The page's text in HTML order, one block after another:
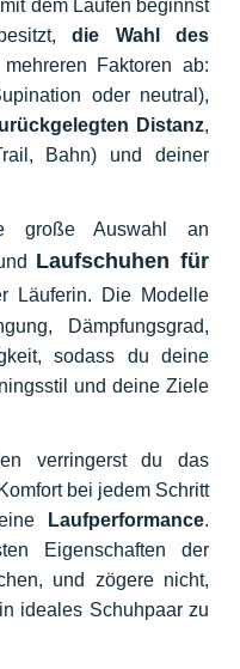
dem Laufen beginnst
die Wahl des
Faktoren ab:
oder neutral),
Distanz,
Bahn) und deiner
große Auswahl an
Laufschuhen für
Läuferin. Die Modelle
Dämpfungsgrad,
sodass du deine
und deine Ziele
verringerst du das
bei jedem Schritt
Laufperformance.
Eigenschaften der
und zögere nicht,
ideales Schuhpaar zu